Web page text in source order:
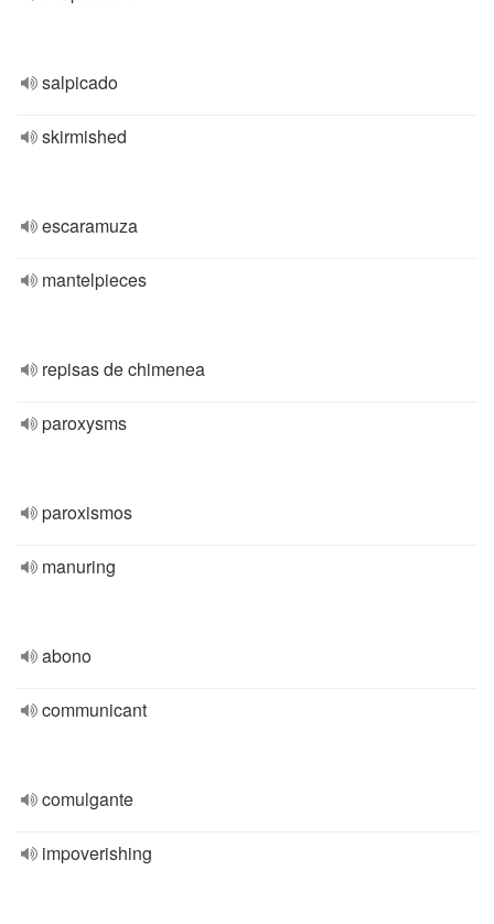
salpicado
skirmished
escaramuza
mantelpieces
repisas de chimenea
paroxysms
paroxismos
manuring
abono
communicant
comulgante
impoverishing